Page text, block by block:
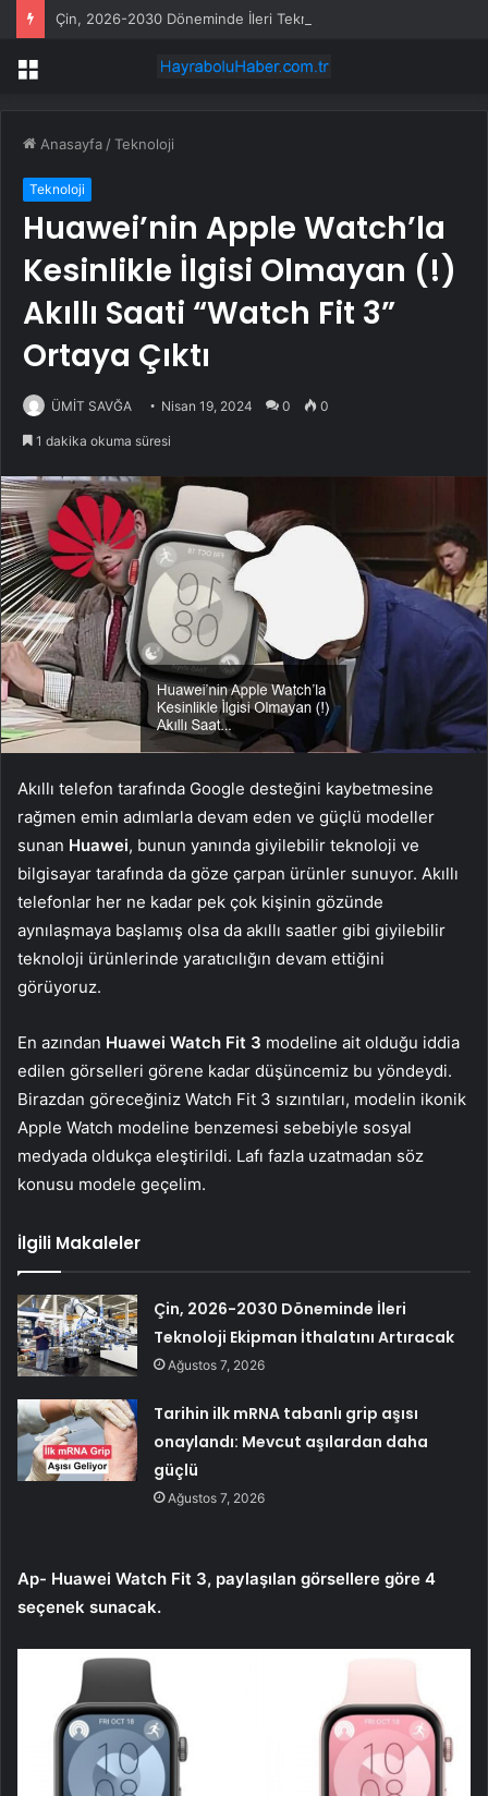
Menü
Anasayfa /Teknoloji
Teknoloji
Huawei’nin Apple Watch’la
Kesinlikle İlgisi Olmayan (!)
Akıllı Saati “Watch Fit 3”
Ortaya Çıktı
ÜMİT SAVĞA Nisan 19, 2024 0 0
1 dakika okuma süresi
Akıllı telefon tarafında Google desteğini kaybetmesine
rağmen emin adımlarla devam eden ve güçlü modeller
sunan Huawei, bunun yanında giyilebilir teknoloji ve
bilgisayar tarafında da göze çarpan ürünler sunuyor. Akıllı
telefonlar her ne kadar pek çok kişinin gözünde
aynılaşmaya başlamış olsa da akıllı saatler gibi giyilebilir
teknoloji ürünlerinde yaratıcılığın devam ettiğini
görüyoruz.
En azından Huawei Watch Fit 3 modeline ait olduğu iddia
edilen görselleri görene kadar düşüncemiz bu yöndeydi.
Birazdan göreceğiniz Watch Fit 3 sızıntıları, modelin ikonik
Apple Watch modeline benzemesi sebebiyle sosyal
medyada oldukça eleştirildi. Lafı fazla uzatmadan söz
konusu modele geçelim.
İlgili Makaleler
Çin, 2026-2030 Döneminde İleri
Teknoloji Ekipman İthalatını Artıracak
Ağustos 7, 2026
Tarihin ilk mRNA tabanlı grip aşısı
onaylandı: Mevcut aşılardan daha
güçlü
Ağustos 7, 2026
Ap- Huawei Watch Fit 3, paylaşılan görsellere göre 4
seçenek sunacak.